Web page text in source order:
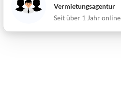
Vermietungsagentur
Seit über 1 Jahr online